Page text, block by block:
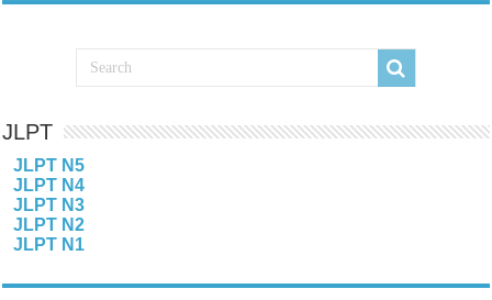
JLPT
JLPT N5
JLPT N4
JLPT N3
JLPT N2
JLPT N1